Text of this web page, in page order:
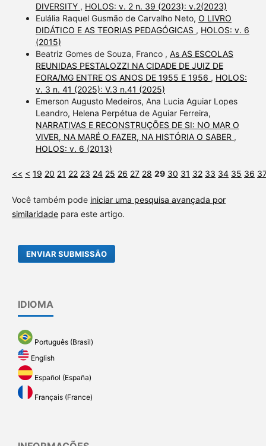
DIVERSITY , HOLOS: v. 2 n. 39 (2023): v.2(2023)
Eulália Raquel Gusmão de Carvalho Neto, O LIVRO
DIDÁTICO E AS TEORIAS PEDAGÓGICAS , HOLOS: v. 6
(2015)
Beatriz Gomes de Souza, Franco , As AS ESCOLAS
REUNIDAS PESTALOZZI NA CIDADE DE JUIZ DE
FORA/MG ENTRE OS ANOS DE 1955 E 1956 , HOLOS:
v. 3 n. 41 (2025): V.3 n.41 (2025)
Emerson Augusto Medeiros, Ana Lucia Aguiar Lopes
Leandro, Helena Perpétua de Aguiar Ferreira,
NARRATIVAS E RECONSTRUÇÕES DE SI: NO MAR O
VIVER, NA MARÉ O FAZER, NA HISTÓRIA O SABER ,
HOLOS: v. 6 (2013)
<< < 19 20 21 22 23 24 25 26 27 28 29 30 31 32 33 34 35 36
Você também pode iniciar uma pesquisa avançada por
similaridadepara este artigo.
ENVIAR SUBMISSÃO
IDIOMA
Português (Brasil)
English
Español (España)
Français (France)